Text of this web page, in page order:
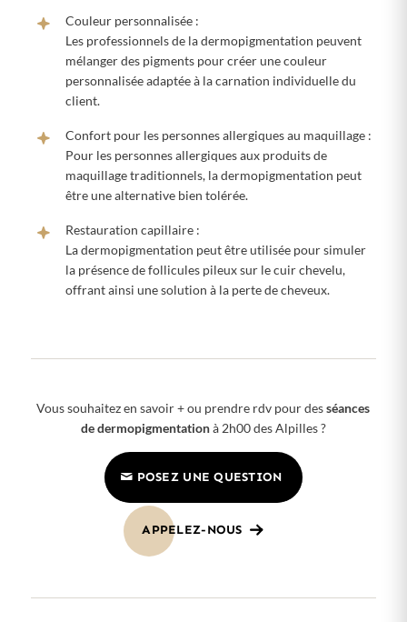
Couleur personnalisée :
Les professionnels de la dermopigmentation peuvent
mélanger des pigments pour créer une couleur
personnalisée adaptée à la carnation individuelle du
client.
Confort pour les personnes allergiques au maquillage :
Pour les personnes allergiques aux produits de
maquillage traditionnels, la dermopigmentation peut
être une alternative bien tolérée.
Restauration capillaire :
La dermopigmentation peut être utilisée pour simuler
la présence de follicules pileux sur le cuir chevelu,
offrant ainsi une solution à la perte de cheveux.
Vous souhaitez en savoir + ou prendre rdv pour desséances
de dermopigmentationà 2h00 des Alpilles ?
POSEZ UNE QUESTION
APPELEZ-NOUS